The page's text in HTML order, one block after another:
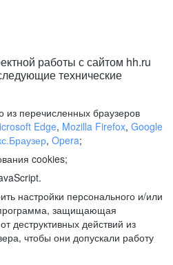
работы с сайтом hh.ru
технические
из перечисленных браузеров
Edge, Mozilla Firefox, Google
, Opera;
cookies;
настройки персонального и/или
защищающая
деструктивных действий из
чтобы они допускали работу